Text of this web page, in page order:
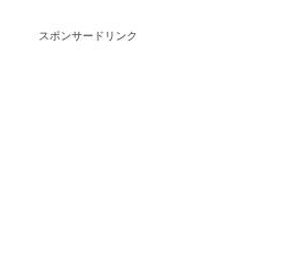
スポンサードリンク